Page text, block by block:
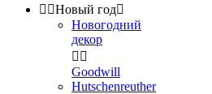
 Новый год
Новогодний
декор
 
Goodwill
Hutschenreuther